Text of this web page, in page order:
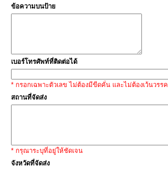
ข้อความบนป้าย
เบอร์โทรศัพท์ที่ติดต่อได้
* กรอกเฉพาะตัวเลข ไม่ต้องมีขีดคั่น และไม่ต้องเว้นวรรค
สถานที่จัดส่ง
* กรุณาระบุที่อยู่ให้ชัดเจน
จังหวัดที่จัดส่ง